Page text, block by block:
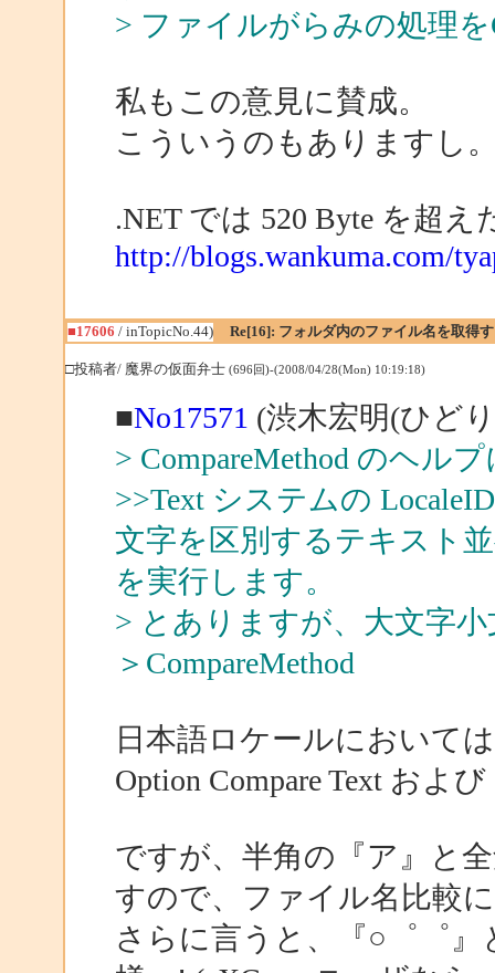
> ファイルがらみの処理
私もこの意見に賛成。
こういうのもありますし
.NET では 520 Byte を超え
http://blogs.wankuma.com/
■17606 / inTopicNo.44) Re[16]: フォルダ内のファイル名を取得
□投稿者/ 魔界の仮面弁士 (696回)-(2008/04/28(Mon) 10:19:18)
■No17571 (渋木宏明(ひど
> CompareMethod のヘル
>>Text システムの
文字を区別するテキスト
を実行します。
> とありますが、大文字
＞CompareMethod
日本語ロケールにおいて
Option Compare Text およ
ですが、半角の『ア』と
すので、ファイル名比較
さらに言うと、『○゜゜